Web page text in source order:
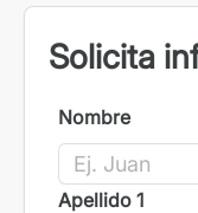
Solicita
Nombre
Apellido 1